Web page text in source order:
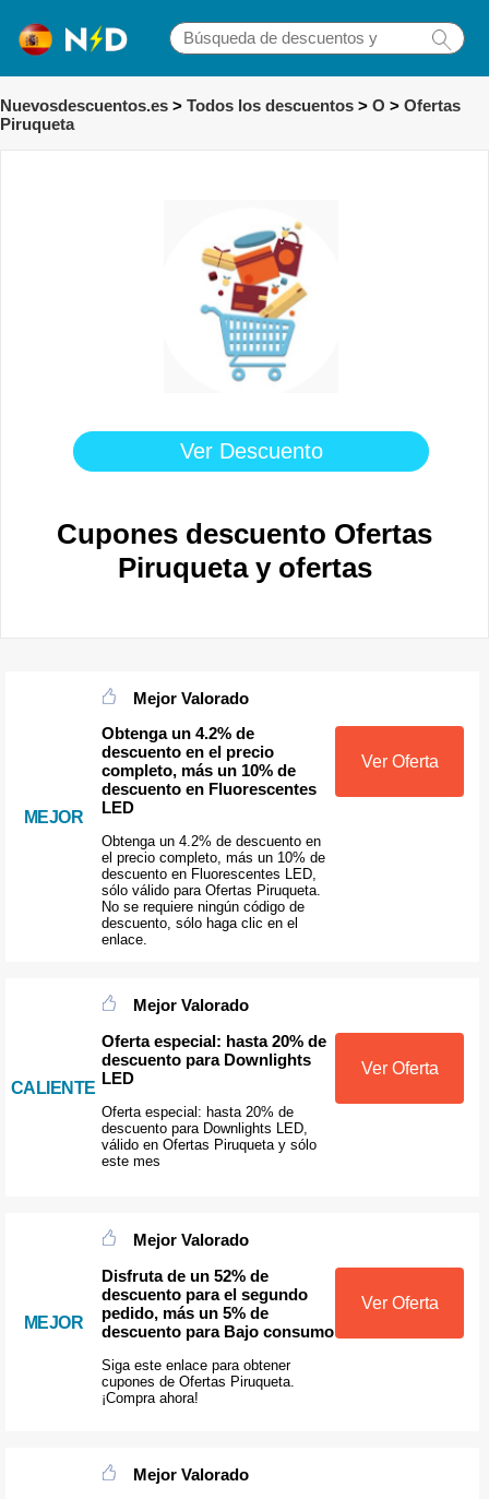
Nuevosdescuentos.es > Todos los descuentos > O > Ofertas
Piruqueta
Ver Descuento
Cupones descuento Ofertas
Piruqueta y ofertas
MEJOR
Mejor Valorado
Obtenga un 4.2% de
descuento en el precio
completo, más un 10% de
descuento en Fluorescentes
LED
Obtenga un 4.2% de descuento en
el precio completo, más un 10% de
descuento en Fluorescentes LED,
sólo válido para Ofertas Piruqueta.
No se requiere ningún código de
descuento, sólo haga clic en el
enlace.
Ver Oferta
CALIENTE
Mejor Valorado
Oferta especial: hasta 20% de
descuento para Downlights
LED
Oferta especial: hasta 20% de
descuento para Downlights LED,
válido en Ofertas Piruqueta y sólo
este mes
Ver Oferta
MEJOR
Mejor Valorado
Disfruta de un 52% de
descuento para el segundo
pedido, más un 5% de
descuento para Bajo consumo
Siga este enlace para obtener
cupones de Ofertas Piruqueta.
¡Compra ahora!
Ver Oferta
Mejor Valorado